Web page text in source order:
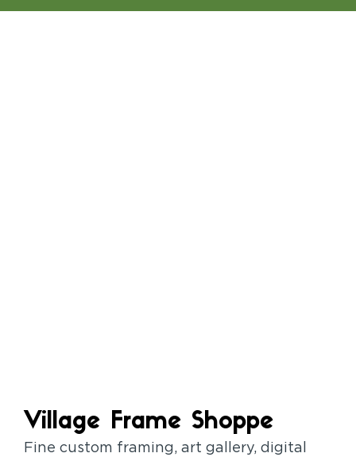
Village Frame Shoppe
Fine custom framing, art gallery, digital